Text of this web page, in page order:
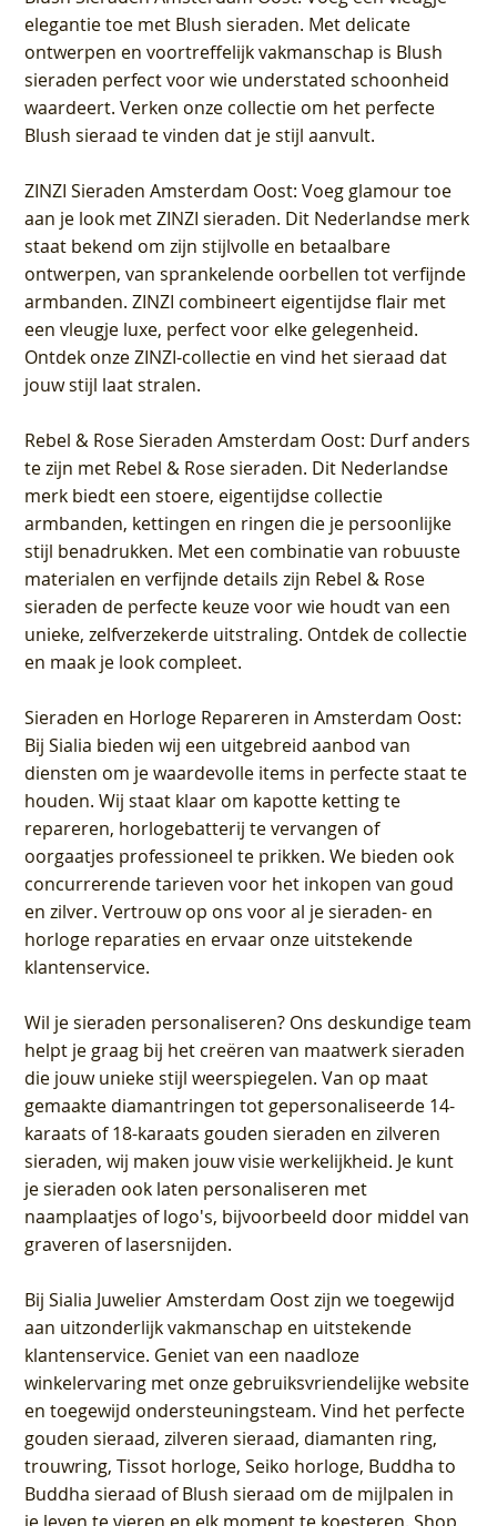
elegantie toe met Blush sieraden. Met delicate
ontwerpen en voortreffelijk vakmanschap is Blush
sieraden perfect voor wie understated schoonheid
waardeert. Verken onze collectie om het perfecte
Blush sieraad te vinden dat je stijl aanvult.
ZINZI Sieraden Amsterdam Oost: Voeg glamour toe
aan je look met ZINZI sieraden. Dit Nederlandse merk
staat bekend om zijn stijlvolle en betaalbare
ontwerpen, van sprankelende oorbellen tot verfijnde
armbanden. ZINZI combineert eigentijdse flair met
een vleugje luxe, perfect voor elke gelegenheid.
Ontdek onze ZINZI-collectie en vind het sieraad dat
jouw stijl laat stralen.
Rebel & Rose Sieraden Amsterdam Oost: Durf anders
te zijn met Rebel & Rose sieraden. Dit Nederlandse
merk biedt een stoere, eigentijdse collectie
armbanden, kettingen en ringen die je persoonlijke
stijl benadrukken. Met een combinatie van robuuste
materialen en verfijnde details zijn Rebel & Rose
sieraden de perfecte keuze voor wie houdt van een
unieke, zelfverzekerde uitstraling. Ontdek de collectie
en maak je look compleet.
Sieraden en Horloge Repareren in Amsterdam Oost:
Bij Sialia bieden wij een uitgebreid aanbod van
diensten om je waardevolle items in perfecte staat te
houden. Wij staat klaar om kapotte ketting te
repareren, horlogebatterij te vervangen of
oorgaatjes professioneel te prikken. We bieden ook
concurrerende tarieven voor het inkopen van goud
en zilver. Vertrouw op ons voor al je sieraden- en
horloge reparaties en ervaar onze uitstekende
klantenservice.
Wil je sieraden personaliseren? Ons deskundige team
helpt je graag bij het creëren van maatwerk sieraden
die jouw unieke stijl weerspiegelen. Van op maat
gemaakte diamantringen tot gepersonaliseerde 14-
karaats of 18-karaats gouden sieraden en zilveren
sieraden, wij maken jouw visie werkelijkheid. Je kunt
je sieraden ook laten personaliseren met
naamplaatjes of logo's, bijvoorbeeld door middel van
graveren of lasersnijden.
BijSialia Juwelier Amsterdam Oostzijn we toegewijd
aan uitzonderlijk vakmanschap en uitstekende
klantenservice. Geniet van een naadloze
winkelervaring met onze gebruiksvriendelijke website
en toegewijd ondersteuningsteam. Vind het perfecte
gouden sieraad, zilveren sieraad, diamanten ring,
trouwring, Tissot horloge, Seiko horloge, Buddha to
Buddha sieraad of Blush sieraad om de mijlpalen in